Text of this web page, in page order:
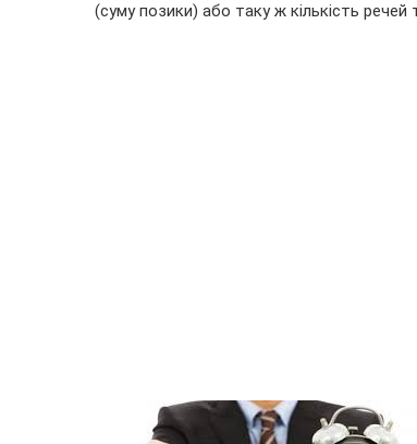
(суму позики) або таку ж кількість